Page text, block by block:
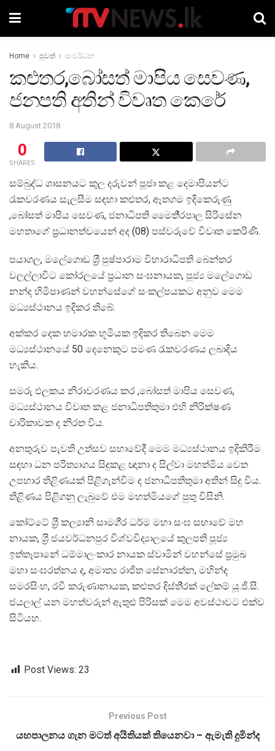
Home පුවත් සංවර්ධන
කළුතර,බෝසත් මාපිය සෙවණ,
ජනපති අතින් විවෘත කෙරේ
8 August 2018
0
SHARES
සම්බුද්ධ ශාසනයට කුල දරුවන් පූජා කළ දෙමාපියන්ට
රැකවරණය සැලසීම සඳහා කළුතර, ඈතගම ඉදිකෙරුණු
,බෝසත් මාපිය සෙවණ, ජනාධිපති මෛතී‍්‍රපාල සිරිසේන
මහතාගේ ප‍්‍රධානත්වයෙන් අද (08) පස්වරුවේ විවෘත කෙරිණි.
පයාගල, මලේගොඩ ශ‍්‍රී පුෂ්පාරාම විහාරාධිපති බෙන්තර
වලල්ලාවිට කෝරලයේ ප‍්‍රධාන සංඝනායක, පූජ්‍ය මලේගොඩ
නන්ද හිමිපාණන් වහන්සේගේ සංකල්පයකට අනුව මෙම
මධ්‍යස්ථානය ඉදිකර තිබේ.
අක්කර දෙක හමාරක භූමියක ඉදිකර තිබෙන මෙම
මධ්‍යස්ථානයේ 50 දෙනෙකුට පමණ රැකවරණය ලබාදිය
හැකිය.
සමරු ඵලකය නිරාවරණය කර ,බෝසත් මාපිය සෙවණ,
මධ්‍යස්ථානය විවෘත කළ ජනාධිපතිතුමා එහි නිරික්ෂණ
චාරිකාවක ද නිරත විය.
අනතුරුව පැවති උත්සව සභාවේදී මෙම මධ්‍යස්ථානය ඉදිකිරීම
සඳහා ධන පරිත්‍යාගය සිදුකළ ඥානා ද සිල්වා මහත්මිය වෙත
උපහාර තිළිණයක් පිළිගැන්විම ද ජනාධිපතිතුමා අතින් සිදු විය.
තිළිණය පිළිගනු ලැබුවේ එම මහත්මියගේ පුතු විසිනි.
කෝට්ටේ ශ‍්‍රී කල්‍යානි සාමගි‍්‍ර ධර්ම මහා සංඝ සභාවේ මහ
නායක, ශ‍්‍රී ජයවර්ධනපුර විශ්වවිද්‍යාලයේ කුලපති පූජ්‍ය
ඉත්තෑපානේ ධම්මාලංකාර නායක ස්වාමින් වහන්සේ ප‍්‍රමුඛ
මහා සංඝරත්නය ද, අමාත්‍ය රාජිත සේනාරත්න, මහින්ද
සමරසිංහ, රවී කරුණානායක, කළුතර දිස්ති‍්‍රක් ලේකම් යූ.ජී.සී.
ජයලාල් යන මහත්වරුන් ඇතුළු පිරිසක් මෙම අවස්ථාවට එක්ව
සිටියහ.
Post Views: 23
Previous Post
යහපාලනය ගැන මටත් අයිතියක් තියෙනවා – ඇමැති දුමින්ද